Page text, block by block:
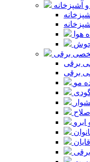
و آشپزخانه
هوا
برقی
برقی
برقی
مو